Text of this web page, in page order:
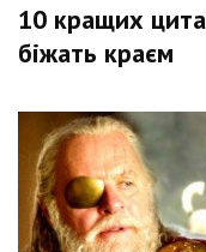
10 кращих
біжать краєм